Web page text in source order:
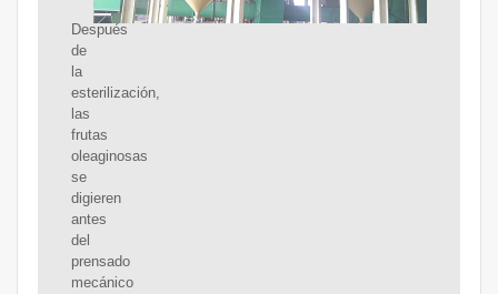
Después
de
la
esterilización,
las
frutas
oleaginosas
se
digieren
antes
del
prensado
mecánico